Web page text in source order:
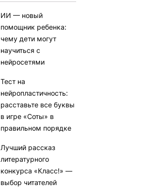
ИИ — новый
помощник ребенка:
чему дети могут
научиться с
нейросетями
Тест на
нейропластичность:
расставьте все буквы
в игре «Соты» в
правильном порядке
Лучший рассказ
литературного
конкурса «Класс!» —
выбор читателей